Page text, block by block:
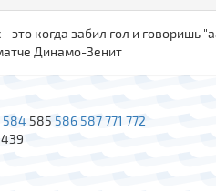
это когда забил гол и говоришь
Динамо-Зенит
584 585 586 587771 772